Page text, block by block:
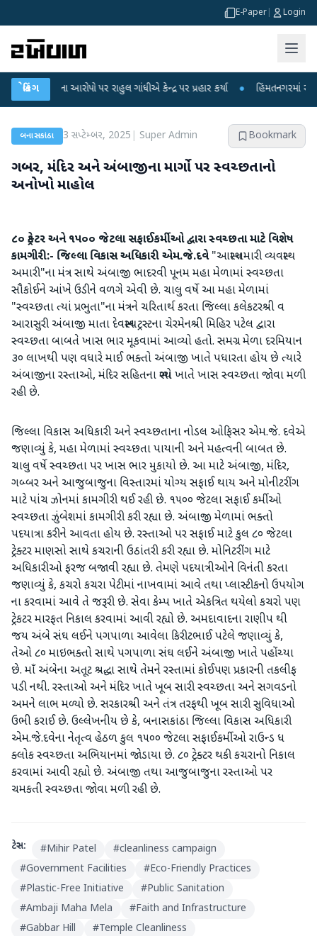
E-Paper Login
બ્રેકિંગ
લીકના આરોપો પર રાહુલ ગાંધીએ કેન્દ્ર પર પ્રહાર કર્યા ● હિંમતનગરમાં રહસ્યમય
બનાસકાંઠા 3 સપ્ટેમ્બર, 2025 Super Admin Bookmark
ગબ્બર, મંદિર અને અંબાજીના માર્ગો પર સ્વચ્છતાનો
અનોખો માહોલ
૮૦ ટ્રેક્ટર અને ૧૫૦૦ જેટલા સફાઈકર્મીઓ દ્વારા સ્વચ્છતા માટે વિશેષ
કામગીરી:- જિલ્લા વિકાસ અધિકારી એમ.જે.દવે"આસ્થા તમારી વ્યવસ્થા
અમારી"ના મંત્ર સાથે અંબાજી ભાદરવી પૂનમ મહા મેળામાં સ્વચ્છતા
સૌકોઈને આંખે ઉડીને વળગે એવી છે. ચાલુ વર્ષે આ મહા મેળામાં
"સ્વચ્છતા ત્યાં પ્રભુતા"ના મંત્રને ચરિતાર્થ કરતા જિલ્લા કલેકટરશ્રી વ
આરાસુરી અંબાજી માતા દેવસ્થાન ટ્રસ્ટના ચેરમેનશ્રી મિહિર પટેલ દ્વારા
સ્વચ્છતા બાબતે ખાસ ભાર મૂકવામાં આવ્યો હતો. સમગ્ર મેળા દરમિયાન
૩૦ લાખથી પણ વધારે માઈ ભક્તો અંબાજી ખાતે પધારતા હોય છે ત્યારે
અંબાજીના રસ્તાઓ, મંદિર સહિતના સ્થળો ખાતે ખાસ સ્વચ્છતા જોવા મળી
રહી છે.
જિલ્લા વિકાસ અધિકારી અને સ્વચ્છતાના નોડલ ઓફિસર એમ.જે. દવેએ
જણાવ્યું કે, મહા મેળામાં સ્વચ્છતા પાયાની અને મહત્વની બાબત છે.
ચાલુ વર્ષે સ્વચ્છતા પર ખાસ ભાર મુકાયો છે. આ માટે અંબાજી, મંદિર,
ગબ્બર અને આજુબાજુના વિસ્તારમાં યોગ્ય સફાઈ થાય અને મોનીટરીંગ
માટે પાંચ ઝોનમાં કામગીરી થઈ રહી છે. ૧૫૦૦ જેટલા સફાઈ કર્મીઓ
સ્વચ્છતા ઝુંબેશમાં કામગીરી કરી રહ્યા છે. અંબાજી મેળામાં ભક્તો
પદયાત્રા કરીને આવતા હોય છે. રસ્તાઓ પર સફાઈ માટે કુલ ૮૦ જેટલા
ટ્રેક્ટર માણસો સાથે કચરાની ઉઠાંતરી કરી રહ્યા છે. મોનિટરીંગ માટે
અધિકારીઓ ફરજ બજાવી રહ્યા છે. તેમણે પદયાત્રીઓને વિનંતી કરતા
જણાવ્યું કે, કચરો કચરા પેટીમાં નાખવામાં આવે તથા પ્લાસ્ટીકનો ઉપયોગ
ના કરવામાં આવે તે જરૂરી છે. સેવા કેમ્પ ખાતે એકત્રિત થયેલો કચરો પણ
ટ્રેકટર મારફત નિકાલ કરવામાં આવી રહ્યો છે. અમદાવાદના રાણીપ થી
જય અંબે સંઘ લઈને પગપાળા આવેલા કિરીટભાઈ પટેલે જણાવ્યું કે,
તેઓ ૮૦ માઇભક્તો સાથે પગપાળા સંઘ લઈને અંબાજી ખાતે પહોંચ્યા
છે. માઁ અંબેના અતૂટ શ્રદ્ધા સાથે તેમને રસ્તામાં કોઈપણ પ્રકારની તકલીફ
પડી નથી. રસ્તાઓ અને મંદિર ખાતે ખૂબ સારી સ્વચ્છતા અને સગવડનો
અમને લાભ મળ્યો છે. સરકારશ્રી અને તંત્ર તરફથી ખૂબ સારી સુવિધાઓ
ઉભી કરાઈ છે. ઉલ્લેખનીય છે કે, બનાસકાંઠા જિલ્લા વિકાસ અધિકારી
એમ.જે.દવેના નેતૃત્વ હેઠળ કુલ ૧૫૦૦ જેટલા સફાઈકર્મીઓ રાઉન્ડ ધ
ક્લોક સ્વચ્છતા અભિયાનમાં જોડાયા છે. ૮૦ ટ્રેક્ટર થકી કચરાનો નિકાલ
કરવામાં આવી રહ્યો છે. અંબાજી તથા આજુબાજુના રસ્તાઓ પર
ચમકતી સ્વચ્છતા જોવા મળી રહી છે.
ટેગ્સ: #Mihir Patel #cleanliness campaign
#Government Facilities #Eco-Friendly Practices
#Plastic-Free Initiative #Public Sanitation
#Ambaji Maha Mela #Faith and Infrastructure
#Gabbar Hill #Temple Cleanliness